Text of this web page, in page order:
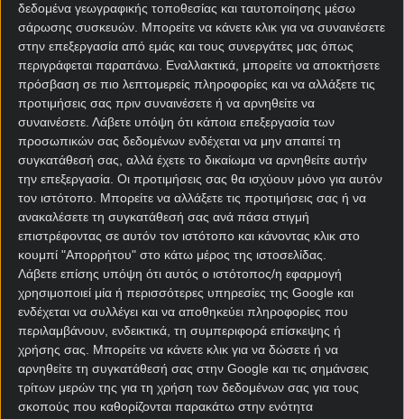
δεδομένα γεωγραφικής τοποθεσίας και ταυτοποίησης μέσω
σάρωσης συσκευών. Μπορείτε να κάνετε κλικ για να συναινέσετε
στην επεξεργασία από εμάς και τους συνεργάτες μας όπως
περιγράφεται παραπάνω. Εναλλακτικά, μπορείτε να αποκτήσετε
πρόσβαση σε πιο λεπτομερείς πληροφορίες και να αλλάξετε τις
προτιμήσεις σας πριν συναινέσετε ή να αρνηθείτε να
συναινέσετε. Λάβετε υπόψη ότι κάποια επεξεργασία των
προσωπικών σας δεδομένων ενδέχεται να μην απαιτεί τη
συγκατάθεσή σας, αλλά έχετε το δικαίωμα να αρνηθείτε αυτήν
την επεξεργασία. Οι προτιμήσεις σας θα ισχύουν μόνο για αυτόν
τον ιστότοπο. Μπορείτε να αλλάξετε τις προτιμήσεις σας ή να
ανακαλέσετε τη συγκατάθεσή σας ανά πάσα στιγμή
επιστρέφοντας σε αυτόν τον ιστότοπο και κάνοντας κλικ στο
κουμπί "Απορρήτου" στο κάτω μέρος της ιστοσελίδας.
Λάβετε επίσης υπόψη ότι αυτός ο ιστότοπος/η εφαρμογή
χρησιμοποιεί μία ή περισσότερες υπηρεσίες της Google και
ενδέχεται να συλλέγει και να αποθηκεύει πληροφορίες που
περιλαμβάνουν, ενδεικτικά, τη συμπεριφορά επίσκεψης ή
χρήσης σας. Μπορείτε να κάνετε κλικ για να δώσετε ή να
αρνηθείτε τη συγκατάθεσή σας στην Google και τις σημάνσεις
τρίτων μερών της για τη χρήση των δεδομένων σας για τους
σκοπούς που καθορίζονται παρακάτω στην ενότητα
Μία ομάδα που μπορούσε να προσφέρει ένα
εναλλακτικό τρόπο διαφυγής σε μία εργατική
περιοχή που δεν είχε αθλητική παράδοση, μία
ομάδα με πρότυπες ακαδημίες, η οποία πάντα ήταν
νοικοκυρεμένη οικονομικά και φρόντιζε χωρίς
τρέλες να αποτελεί μία σταθερά υπολογίσιμη
δύναμη του γαλλικού ποδοσφαίρου.
Η κάμψη της Peugeot στον αιώνα που διανύουμε,